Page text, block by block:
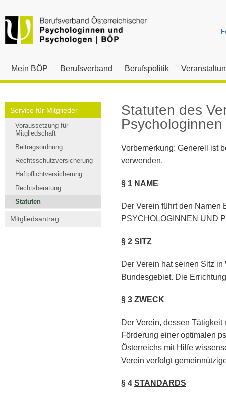
Mein BÖP Berufsverband Berufspolitik
Service für Mitglieder
Voraussetzung für
Mitgliedschaft
Beitragsordnung
Rechtsschutzversicherung
Haftpflichtversicherung
Rechtsberatung
Statuten
Mitgliedsantrag
Statuten des
Vorbemerkung: Generell ist
verwenden.
§ 1 NAME
Der Verein führt den
PSYCHOLOGINNEN UND
§ 2 SITZ
Der Verein hat seinen Sitz
Bundesgebiet. Die
§ 3 ZWECK
Der Verein, dessen
Förderung einer optimalen
Österreichs mit Hilfe
Verein verfolgt
§ 4 STANDARDS